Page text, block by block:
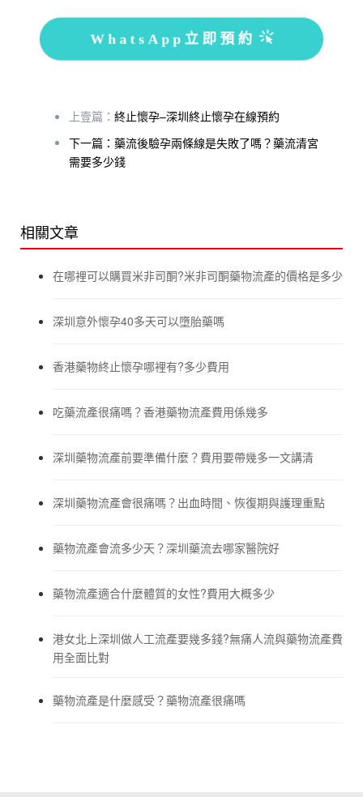
WhatsApp立即預約
上壹篇： 終止懷孕–深圳終止懷孕在線預約
下一篇：藥流後驗孕兩條線是失敗了嗎？藥流清宮
需要多少錢
相關文章
在哪裡可以購買米非司酮?米非司酮藥物流產的價格是多少
深圳意外懷孕40多天可以墮胎藥嗎
香港藥物終止懷孕哪裡有?多少費用
吃藥流產很痛嗎？香港藥物流產費用係幾多
深圳藥物流產前要準備什麼？費用要帶幾多一文講清
深圳藥物流產會很痛嗎？出血時間、恢復期與護理重點
藥物流產會流多少天？深圳藥流去哪家醫院好
藥物流產適合什麼體質的女性?費用大概多少
港女北上深圳做人工流產要幾多錢?無痛人流與藥物流產費
用全面比對
藥物流產是什麼感受？藥物流產很痛嗎